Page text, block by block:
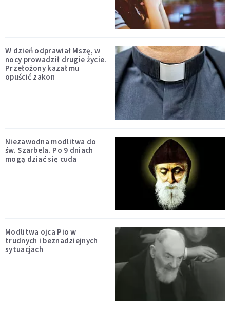
W dzień odprawiał Mszę, w
nocy prowadził drugie życie.
Przełożony kazał mu
opuścić zakon
Niezawodna modlitwa do
św. Szarbela. Po 9 dniach
mogą dziać się cuda
Modlitwa ojca Pio w
trudnych i beznadziejnych
sytuacjach